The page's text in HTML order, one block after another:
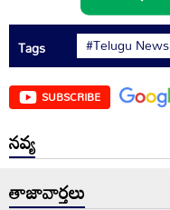
Tags #Telugu News
SUBSCRIBE
నవ్య
తాజావార్తలు